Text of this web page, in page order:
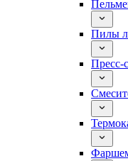
Пилы
Пресс-